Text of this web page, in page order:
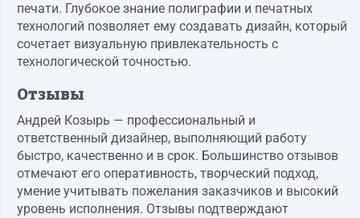
печати. Глубокое знание полиграфии и печатных
технологий позволяет ему создавать дизайн, который
сочетает визуальную привлекательность с
технологической точностью.
Отзывы
Андрей Козырь — профессиональный и
ответственный дизайнер, выполняющий работу
быстро, качественно и в срок. Большинство отзывов
отмечают его оперативность, творческий подход,
умение учитывать пожелания заказчиков и высокий
уровень исполнения. Отзывы подтверждают